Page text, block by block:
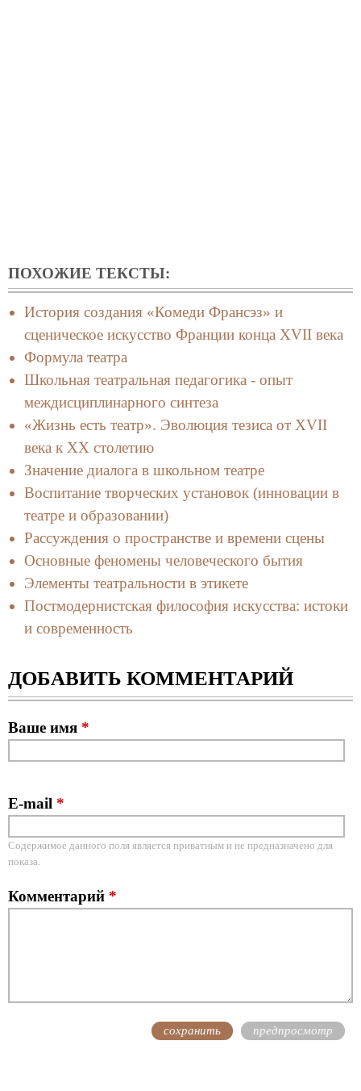
ПОХОЖИЕ ТЕКСТЫ:
История создания «Комеди Франсэз» и
сценическое искусство Франции конца ХVII века
Формула театра
Школьная театральная педагогика - опыт
междисциплинарного синтеза
«Жизнь есть театр». Эволюция тезиса от XVII
века к XX столетию
Значение диалога в школьном театре
Воспитание творческих установок (инновации в
театре и образовании)
Рассуждения о пространстве и времени сцены
Основные феномены человеческого бытия
Элементы театральности в этикете
Постмодернистская философия искусства: истоки
и современность
ДОБАВИТЬ КОММЕНТАРИЙ
Ваше имя *
E-mail *
Содержимое данного поля является приватным и не предназначено для
показа.
Комментарий *